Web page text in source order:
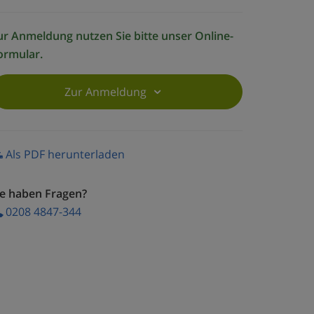
Anmeldung nutzen Sie bitte unser Online-
Zur Anmeldung
Als PDF herunterladen
haben Fragen?
0208 4847-344